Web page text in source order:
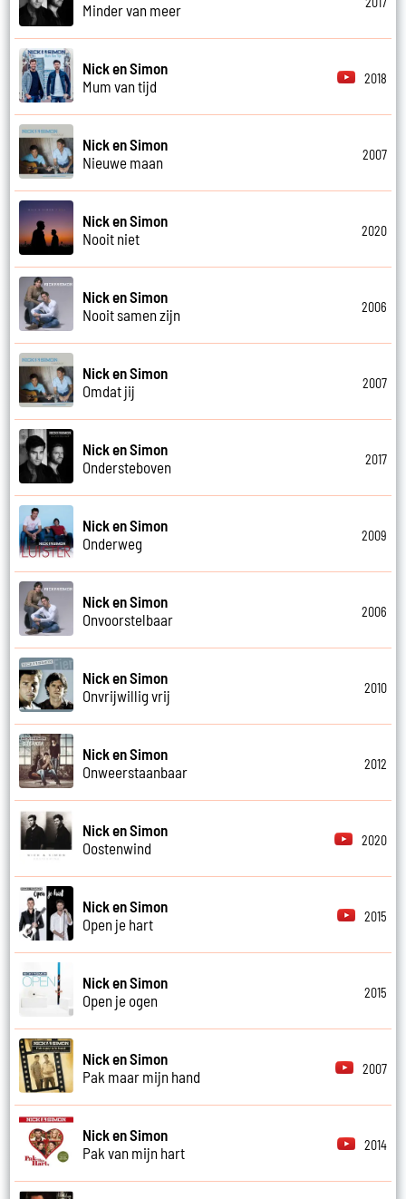
Minder van meer
Nick en Simon
Mum van tijd
2018
Nick en Simon
Nieuwe maan
2007
Nick en Simon
Nooit niet
2020
Nick en Simon
Nooit samen zijn
2006
Nick en Simon
Omdat jij
2007
Nick en Simon
Ondersteboven
2017
Nick en Simon
Onderweg
2009
Nick en Simon
Onvoorstelbaar
2006
Nick en Simon
Onvrijwillig vrij
2010
Nick en Simon
Onweerstaanbaar
2012
Nick en Simon
Oostenwind
2020
Nick en Simon
Open je hart
2015
Nick en Simon
Open je ogen
2015
Nick en Simon
Pak maar mijn hand
2007
Nick en Simon
Pak van mijn hart
2014